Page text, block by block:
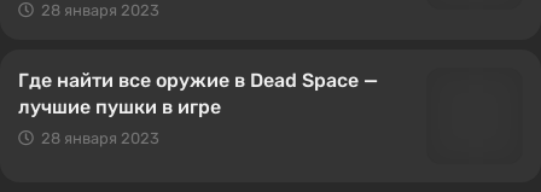
28 января 2023
Где найти все оружие в Dead Space —
лучшие пушки в игре
28 января 2023